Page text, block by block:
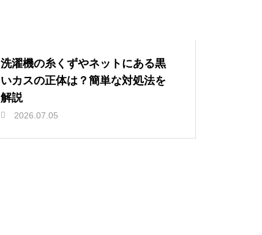
洗濯機の糸くずやネットにある黒
いカスの正体は？簡単な対処法を
解説
2026.07.05